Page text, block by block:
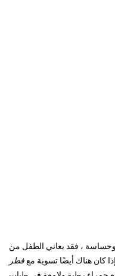
وحساسة ، فقد يعاني الطفل من
كان هناك أيضًا تسوية مع فطر